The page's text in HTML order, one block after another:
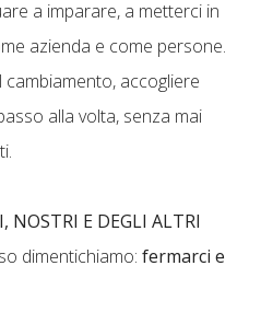
a imparare, a metterci in
azienda e come persone.
accogliere
alla volta, senza mai
NOSTRI E DEGLI ALTRI
dimentichiamo:fermarci e